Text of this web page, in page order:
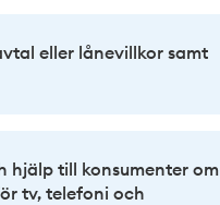
eller lånevillkor samt
hjälp till konsumenter om
tv, telefoni och